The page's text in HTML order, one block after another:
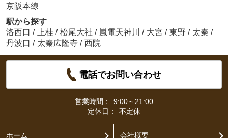
京阪本線
駅から探す
洛西口 / 上桂 / 松尾大社 / 嵐電天神川 / 大宮 / 東野 / 太秦 /
丹波口 / 太秦広隆寺 / 西院
電話でお問い合わせ
営業時間：
9:00～21:00
定休日：
不定休
ホーム 会社概要